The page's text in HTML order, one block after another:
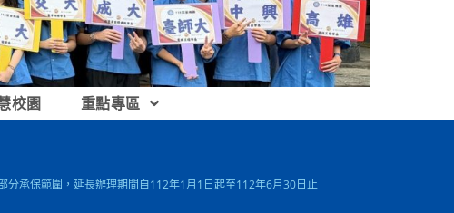
校園 重點專區
承保範圍，延長辦理期間自112年1月1日起至112年6月30日止